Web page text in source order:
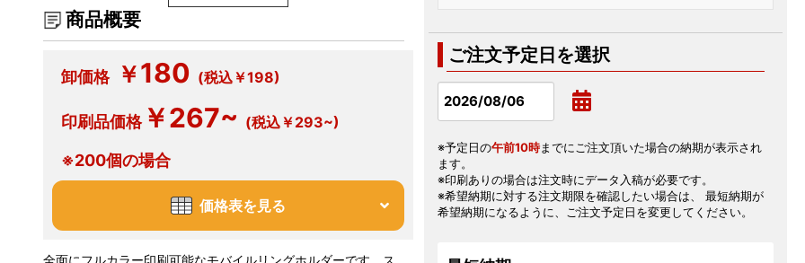
商品概要
卸価格 ￥180 (税込￥198)
印刷品価格￥267~ (税込￥293~)
※200個の場合
価格表を見る
全面にフルカラー印刷可能なモバイルリングホルダーです。ス
ご注文予定日を選択
※予定日の午前10時までにご注文頂いた場合の納期が表示され
ます。
※印刷ありの場合は注文時にデータ入稿が必要です。
※希望納期に対する注文期限を確認したい場合は、 最短納期が
希望納期になるように、ご注文予定日を変更してください。